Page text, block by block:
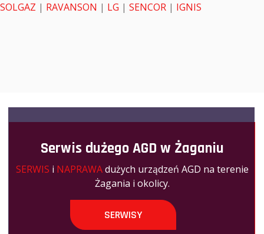
SOLGAZ | RAVANSON | LG | SENCOR | IGNIS
Serwis dużego AGD w Żaganiu
SERWIS i NAPRAWAdużych urządzeń AGD na terenie
Żagania i okolicy.
SERWISY